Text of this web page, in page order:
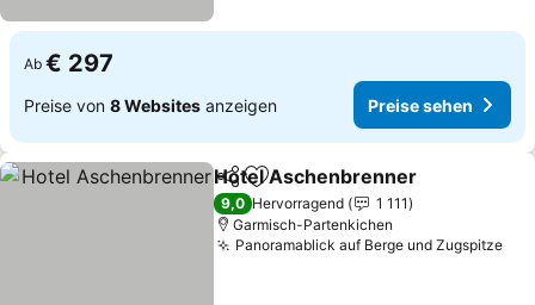
Ab € 297
Preise von 8 Websites anzeigen Preise sehen
TeilenZu Favoriten hinzufügen
Hotel Aschenbrenner
9,0 Hervorragend
1 111
Garmisch-Partenkichen
Panoramablick auf Berge und Zugspitze